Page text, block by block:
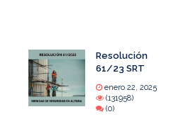
Resolución
61/23 SRT
enero 22, 2025
(131958)
(0)